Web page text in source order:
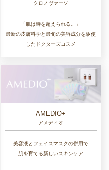
クロノヴァーソ
「肌は時を超えられる。」
最新の皮膚科学と最旬の美容成分を駆使
したドクターズコスメ
AMEDIO+
アメディオ
美容液とフェイスマスクの併用で
肌を育てる新しいスキンケア